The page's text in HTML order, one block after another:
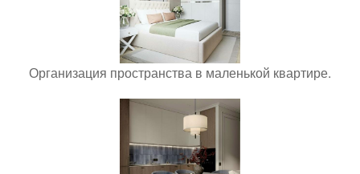
Организация пространства в маленькой квартире.